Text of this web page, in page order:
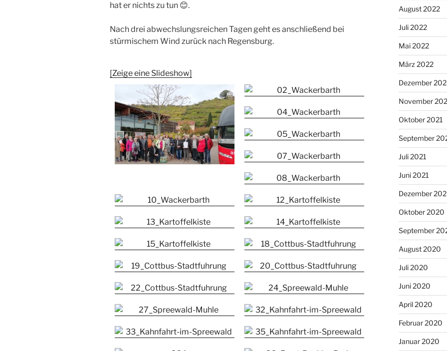
hat er nichts zu tun 😊.
Nach drei abwechslungsreichen Tagen geht es anschließend bei
stürmischem Wind zurück nach Regensburg.
[Zeige eine Slideshow]
August 2022
Juli 2022
Mai 2022
März 2022
Dezember
November
Oktober 2021
September
Juli 2021
Juni 2021
Dezember
Oktober 2020
September
August 2020
Juli 2020
Juni 2020
April 2020
Februar 2020
Januar 2020